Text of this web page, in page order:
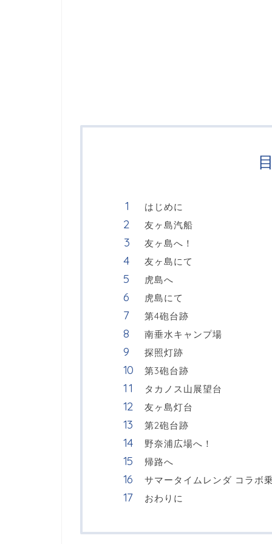
はじめに
友ヶ島汽船
友ヶ島へ！
友ヶ島にて
虎島へ
虎島にて
第4砲台跡
南垂水キャンプ場
探照灯跡
第3砲台跡
タカノス山展望台
友ヶ島灯台
第2砲台跡
野奈浦広場へ！
帰路へ
サマータイムレンダ コラボ
おわりに